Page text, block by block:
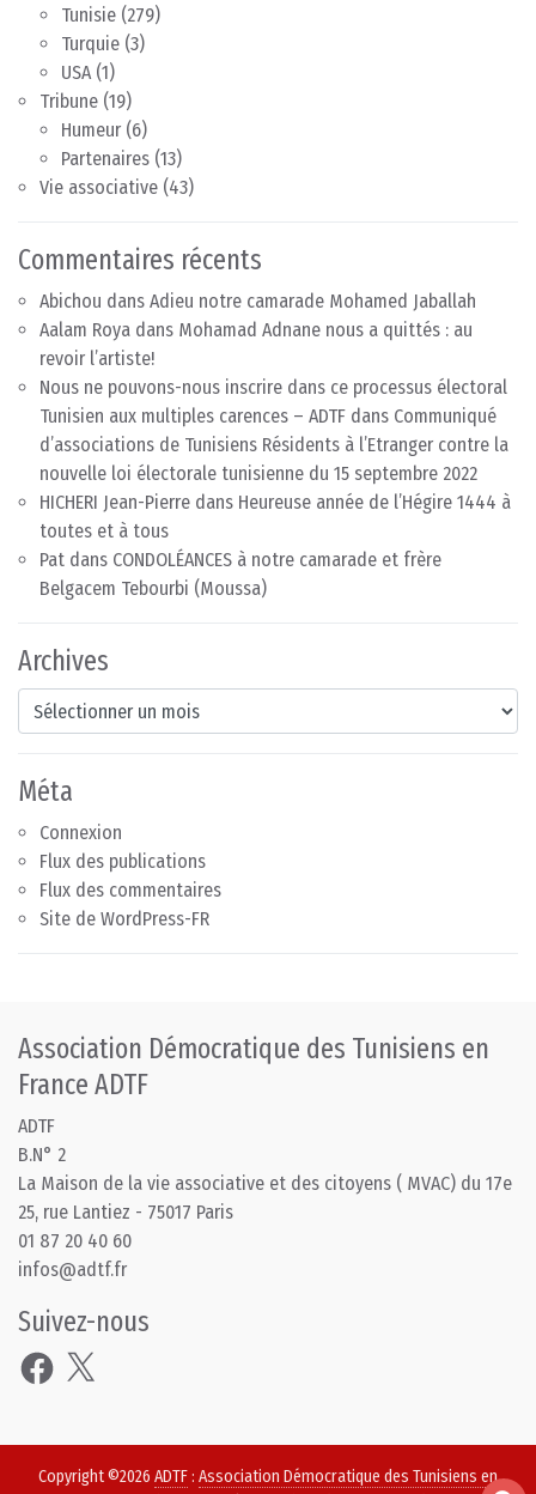
Tunisie (279)
Turquie (3)
USA(1)
Tribune (19)
Humeur (6)
Partenaires (13)
Vie associative (43)
Commentaires récents
Abichou dans Adieu notre camarade Mohamed Jaballah
Aalam Roya dans Mohamad Adnane nous a quittés : au
revoir l’artiste!
Nous ne pouvons-nous inscrire dans ce processus électoral
Tunisien aux multiples carences – ADTF dans Communiqué
d’associations de Tunisiens Résidents à l’Etranger contre la
nouvelle loi électorale tunisienne du 15 septembre 2022
HICHERI Jean-Pierre dans Heureuse année de l’Hégire 1444 à
toutes et à tous
Pat dans CONDOLÉANCES à notre camarade et frère
Belgacem Tebourbi (Moussa)
Archives
Archives
Méta
Connexion
Flux des publications
Flux des commentaires
Site de WordPress-FR
Association Démocratique des Tunisiens en
France ADTF
ADTF
B.N° 2
La Maison de la vie associative et des citoyens ( MVAC) du 17e
25, rue Lantiez - 75017 Paris
01 87 20 40 60
infos@adtf.fr
Suivez-nous
Facebook
X
Copyright ©2026 ADTF: Association Démocratique des Tunisiens en